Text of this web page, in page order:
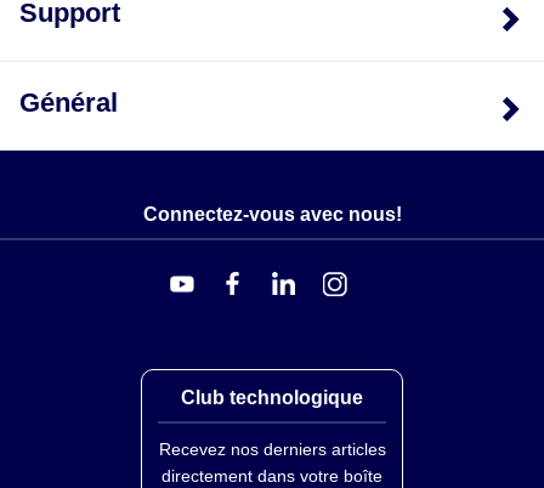
Support
Général
Connectez-vous avec nous!
Club technologique
Recevez nos derniers articles
directement dans votre boîte